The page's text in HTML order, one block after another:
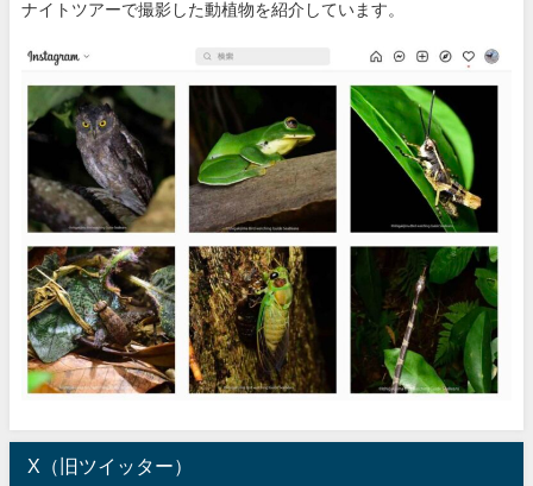
ナイトツアーで撮影した動植物を紹介しています。
X（旧ツイッター）